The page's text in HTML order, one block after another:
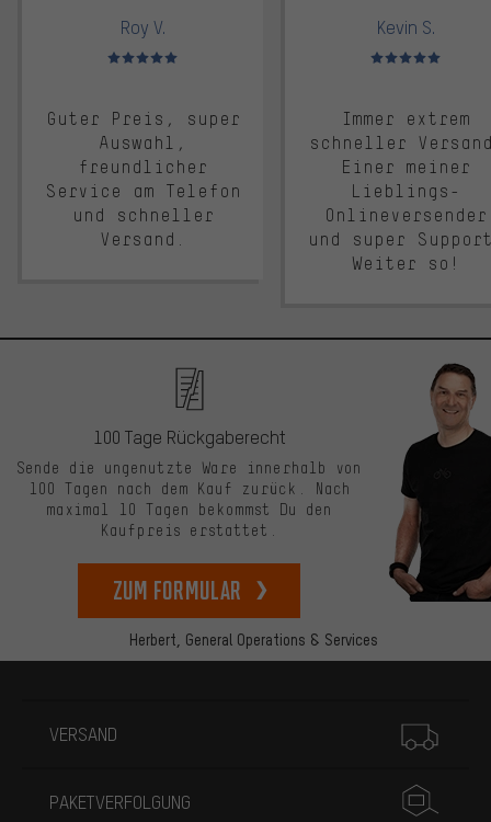
Roy V.
Bewertungen: 5 von 5
Guter Preis, super
Auswahl,
freundlicher
Service am Telefon
und schneller
Versand.
Kevin S.
Bewertungen: 5 von 5
Immer extrem
schneller
Einer meiner
Lieblings-
Onlineversender
und super
Weiter so!
Herbert, General Operations & Services
100 Tage Rückgaberecht
Sende die ungenutzte Ware innerhalb von
100 Tagen nach dem Kauf zurück. Nach
maximal 10 Tagen bekommst Du den
Kaufpreis erstattet.
zum Formular
VERSAND
PAKETVERFOLGUNG